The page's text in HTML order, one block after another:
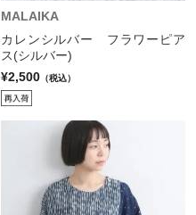
MALAIKA
カレンシルバー フラワーピア
ス(シルバー)
¥2,500 （税込）